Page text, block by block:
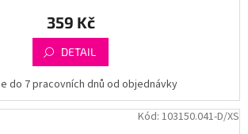
359 Kč
DETAIL
do 7 pracovních dnů od objednávky
Kód: 103150.041-D/XS